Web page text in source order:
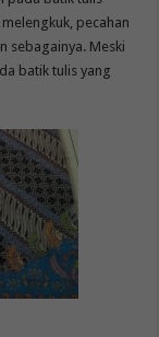
pecahan
sebagainya. Meski
batik tulis yang